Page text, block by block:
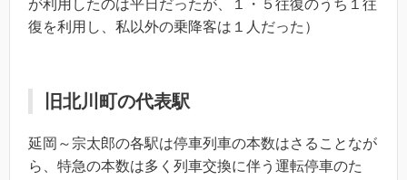
が利用したのは平日だったが、１・５往復のうち１往
復を利用し、私以外の乗降客は１人だった）
旧北川町の代表駅
延岡～宗太郎の各駅は停車列車の本数はさることなが
ら、特急の本数は多く列車交換に伴う運転停車のた